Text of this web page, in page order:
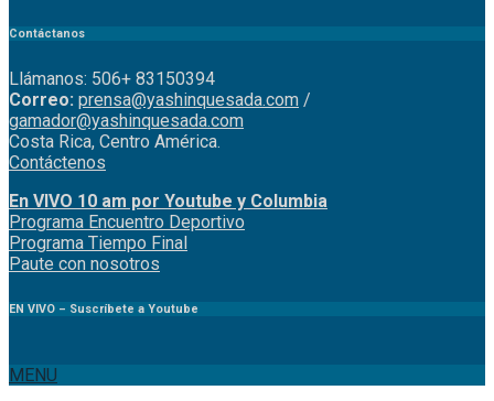
Contáctanos
Llámanos: 506+ 83150394
Correo: prensa@yashinquesada.com /
gamador@yashinquesada.com
Costa Rica, Centro América.
Contáctenos
En VIVO 10 am por Youtube y Columbia
Programa Encuentro Deportivo
Programa Tiempo Final
Paute con nosotros
EN VIVO – Suscríbete a Youtube
MENU